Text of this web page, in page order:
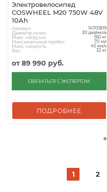
Электровелосипед
COSWHEEL M20 750W 48V
10Ah
Артикул 14701819
Диаметр колес 20 дюймов
Макс. нагрузка 160 кг
Максимальный пробег 70 км
Макс. скорость 45 км/ч
Вес 32 кг
от89 990 руб.
СВЯЗАТЬСЯ С ЭКСПЕРТОМ
ПОДРОБНЕЕ
1 2